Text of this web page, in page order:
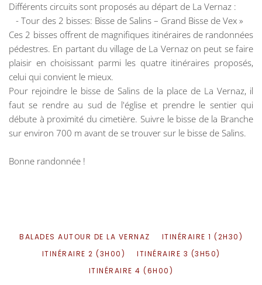
Différents circuits sont proposés au départ de La Vernaz :
- Tour des 2 bisses: Bisse de Salins – Grand Bisse de Vex »
Ces 2 bisses offrent de magnifiques itinéraires de randonnées
pédestres. En partant du village de La Vernaz on peut se faire
plaisir en choisissant parmi les quatre itinéraires proposés,
celui qui convient le mieux.
Pour rejoindre le bisse de Salins de la place de La Vernaz, il
faut se rendre au sud de l'église et prendre le sentier qui
débute à proximité du cimetière. Suivre le bisse de la Branche
sur environ 700 m avant de se trouver sur le bisse de Salins.
Bonne randonnée !
BALADES AUTOUR DE LA VERNAZ
ITINÉRAIRE 1 (2H30)
ITINÉRAIRE 2 (3H00)
ITINÉRAIRE 3 (3H50)
ITINÉRAIRE 4 (6H00)